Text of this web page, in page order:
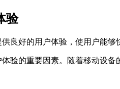
验
良好的用户体验，使用户能
验的重要因素。随着移动设